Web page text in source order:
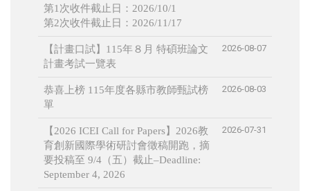
第1次收件截止日：2026/10/1
第2次收件截止日：2026/11/17
【計畫口試】115年８月 特碩班論文
計畫考試一覽表
2026-08-07
恭喜上榜 115年度各縣市教師甄試榜
單
2026-08-03
【2026 ICEI Call for Papers】2026教
育創新國際學術研討會徵稿開跑，摘
要投稿至 9/4（五）截止–Deadline:
September 4, 2026
2026-07-31